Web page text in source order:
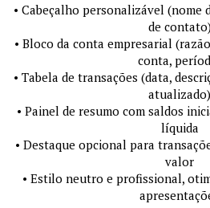
• Cabeçalho personalizável (nome
de
• Bloco da conta empresarial
conta,
• Tabela de transações (data,
atualizado)
• Painel de resumo com saldos
líquida
• Destaque opcional para
valor
• Estilo neutro e profissional,